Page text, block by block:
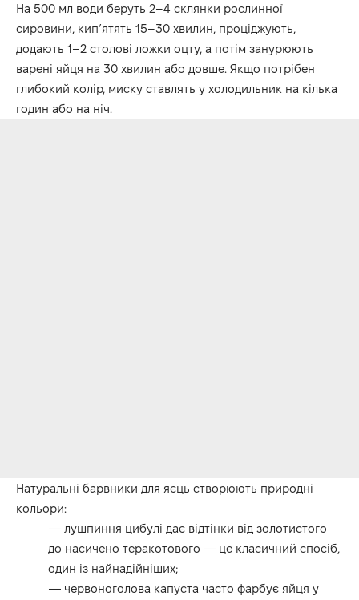
На 500 мл води беруть 2–4 склянки рослинної
сировини, кип’ятять 15–30 хвилин, проціджують,
додають 1–2 столові ложки оцту, а потім занурюють
варені яйця на 30 хвилин або довше. Якщо потрібен
глибокий колір, миску ставлять у холодильник на кілька
годин або на ніч.
Натуральні барвники для яєць створюють природні
кольори:
— лушпиння цибулі дає відтінки від золотистого
до насичено теракотового — це класичний спосіб,
один із найнадійніших;
— червоноголова капуста часто фарбує яйця у